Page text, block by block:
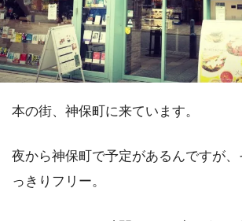
本の街、神保町に来ています。
夜から神保町で予定があるんですが
っきりフリー。